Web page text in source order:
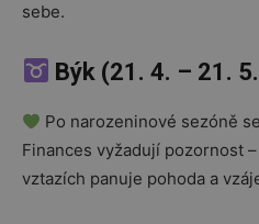
sebe.
Býk (21. 4. – 21.
Po narozeninové sezóně
Finances vyžadují pozornost
vztazích panuje pohoda a